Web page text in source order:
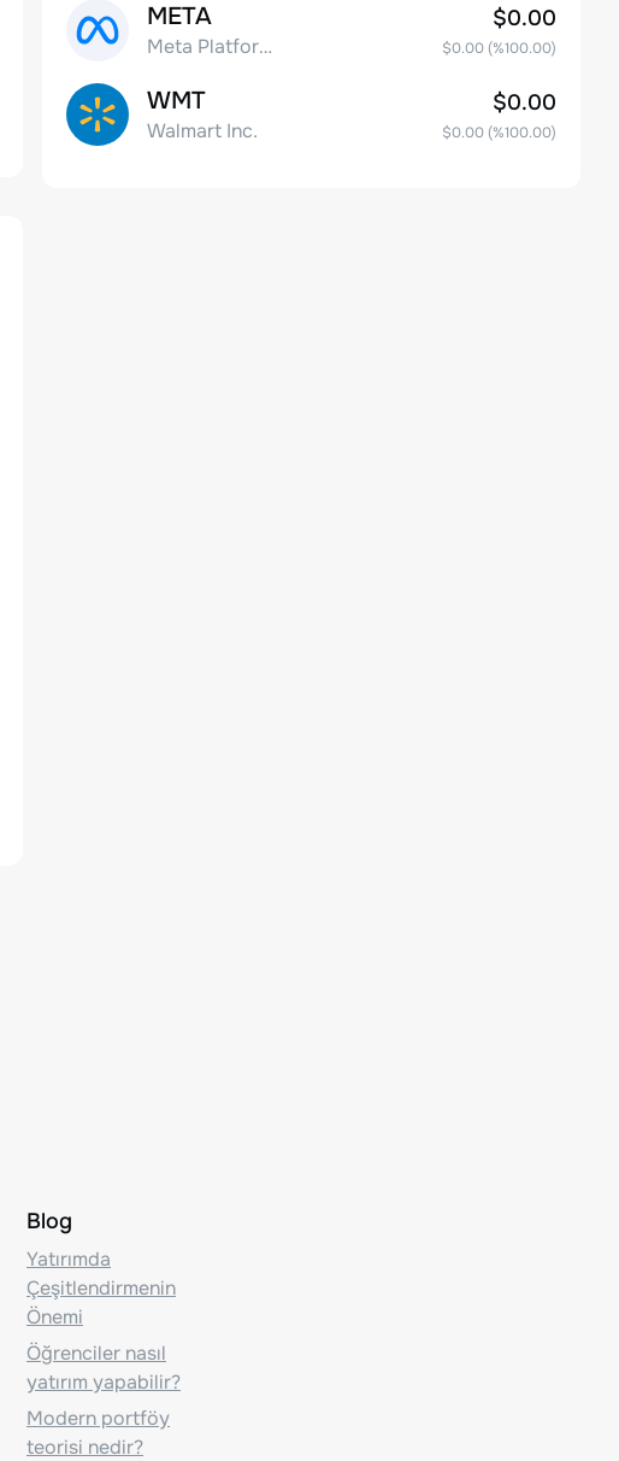
META
Meta Platforms, Inc. Class A Common Stock
$0.00
$0.00(%100.00)
WMT
Walmart Inc.
$0.00
$0.00(%100.00)
Blog
Yatırımda
Çeşitlendirmenin
Önemi
Öğrenciler nasıl
yatırım yapabilir?
Modern portföy
teorisi nedir?